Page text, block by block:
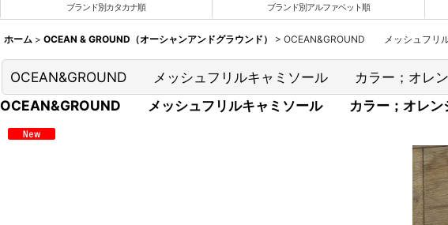
ブランド別カタカナ順 ブランド別アルファベット順
ホーム > OCEAN & GROUND（オーシャンアンドグラウンド） > OCEAN&GROUND メッシュフリ
OCEAN&GROUND メッシュフリルキャミソール カラー；オレ
OCEAN&GROUND メッシュフリルキャミソール カラー；オレン